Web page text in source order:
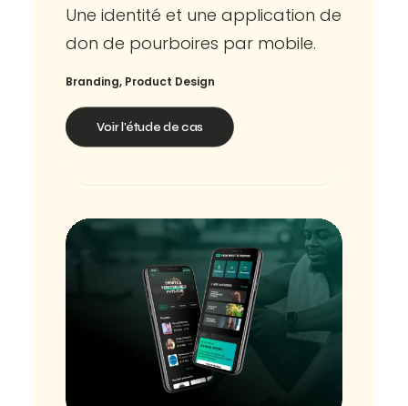
Une identité et une application de
don de pourboires par mobile.
Branding, Product Design
Voir l'étude de cas